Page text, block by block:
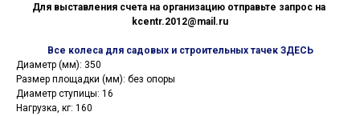
Для выставления счета на организацию отправьте запрос на
kcentr.2012@mail.ru
Все колеса для садовых и строительных тачек ЗДЕСЬ
Диаметр (мм): 350
Размер площадки (мм): без опоры
Диаметр ступицы: 16
Нагрузка, кг: 160